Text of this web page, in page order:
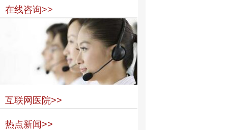
在线咨询>>
互联网医院>>
热点新闻>>